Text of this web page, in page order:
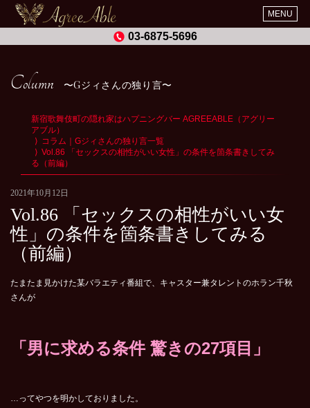
MENU
03-6875-5696
Column Gジィさんの独り言
新宿歌舞伎町の隠れ家はハプニングバー AGREEABLE（アグリー
アブル）
コラム｜Gジィさんの独り言一覧
Vol.86 「セックスの相性がいい女性」の条件を箇条書きしてみ
る（前編）
2021年10月12日
Vol.86 「セックスの相性がいい女
性」の条件を箇条書きしてみる
（前編）
たまたま見かけた某バラエティ番組で、キャスター兼タレントのホラン千秋
さんが
「男に求める条件 驚きの27項目」
…ってやつを明かしておりました。